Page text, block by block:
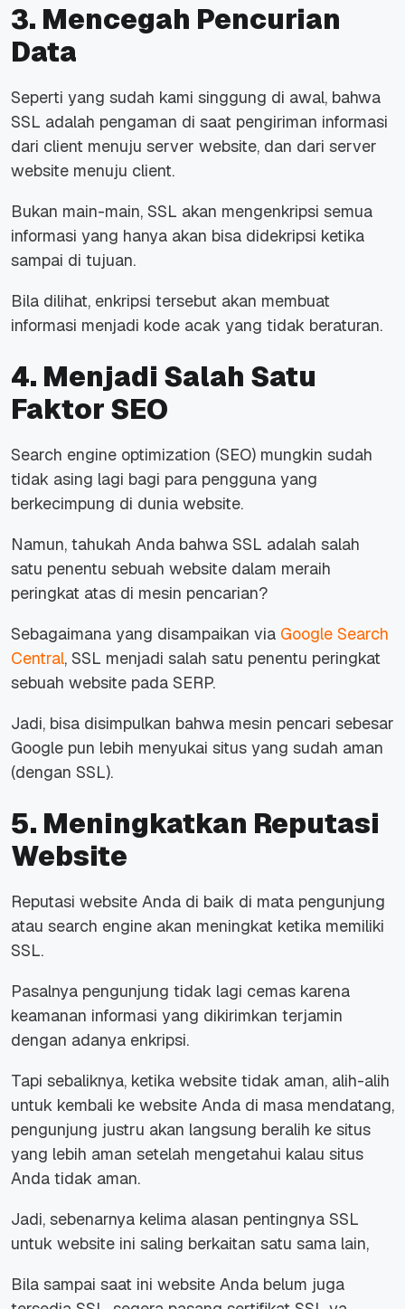
3. Mencegah Pencurian
Data
Seperti yang sudah kami singgung di awal, bahwa
SSL adalah pengaman di saat pengiriman informasi
dari client menuju server website, dan dari server
website menuju client.
Bukan main-main, SSL akan mengenkripsi semua
informasi yang hanya akan bisa didekripsi ketika
sampai di tujuan.
Bila dilihat, enkripsi tersebut akan membuat
informasi menjadi kode acak yang tidak beraturan.
4. Menjadi Salah Satu
Faktor SEO
Search engine optimization (SEO) mungkin sudah
tidak asing lagi bagi para pengguna yang
berkecimpung di dunia website.
Namun, tahukah Anda bahwa SSL adalah salah
satu penentu sebuah website dalam meraih
peringkat atas di mesin pencarian?
Sebagaimana yang disampaikan via Google Search
Central, SSL menjadi salah satu penentu peringkat
sebuah website pada SERP.
Jadi, bisa disimpulkan bahwa mesin pencari sebesar
Google pun lebih menyukai situs yang sudah aman
(dengan SSL).
5. Meningkatkan Reputasi
Website
Reputasi website Anda di baik di mata pengunjung
atau search engine akan meningkat ketika memiliki
SSL.
Pasalnya pengunjung tidak lagi cemas karena
keamanan informasi yang dikirimkan terjamin
dengan adanya enkripsi.
Tapi sebaliknya, ketika website tidak aman, alih-alih
untuk kembali ke website Anda di masa mendatang,
pengunjung justru akan langsung beralih ke situs
yang lebih aman setelah mengetahui kalau situs
Anda tidak aman.
Jadi, sebenarnya kelima alasan pentingnya SSL
untuk website ini saling berkaitan satu sama lain,
Bila sampai saat ini website Anda belum juga